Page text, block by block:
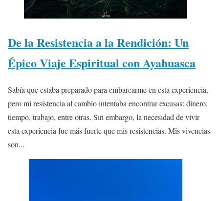
De la Resistencia a la Rendición: Un
Épico Viaje Espiritual con Ayahuasca
Sabía que estaba preparado para embarcarme en esta experiencia,
pero mi resistencia al cambio intentaba encontrar excusas: dinero,
tiempo, trabajo, entre otras. Sin embargo, la necesidad de vivir
esta experiencia fue más fuerte que mis resistencias. Mis vivencias
son...